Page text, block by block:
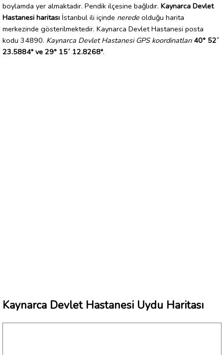
boylamda yer almaktadır. Pendik ilçesine bağlıdır. Kaynarca Devlet
Hastanesi haritası İstanbul ili içinde nerede olduğu harita
merkezinde gösterilmektedir. Kaynarca Devlet Hastanesi posta
kodu 34890. Kaynarca Devlet Hastanesi GPS koordinatları 40° 52´
23.5884" ve 29° 15´ 12.8268".
Kaynarca Devlet Hastanesi Uydu Haritası